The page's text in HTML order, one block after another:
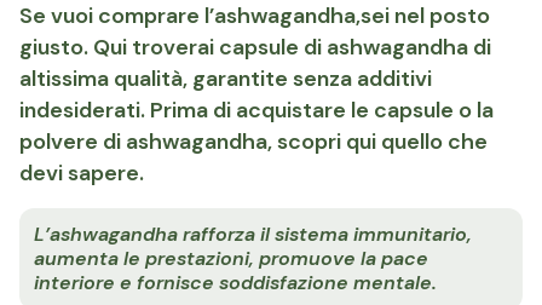
Se vuoi comprare l’ashwagandha,sei nel posto
giusto. Qui troverai capsule di ashwagandha di
altissima qualità, garantite senza additivi
indesiderati. Prima di acquistare le capsule o la
polvere di ashwagandha, scopri qui quello che
devi sapere.
L’ashwagandha rafforza il sistema immunitario,
aumenta le prestazioni, promuove la pace
interiore e fornisce soddisfazione mentale.